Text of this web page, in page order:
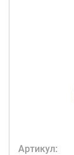
Артикул: